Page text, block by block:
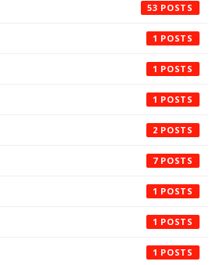
53
1
1
1
2
7
1
1
1